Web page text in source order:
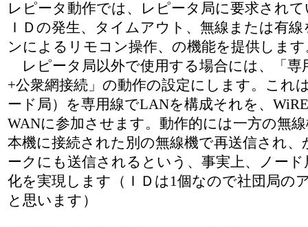
レピータ動作では、レピータ局に要求され
ＩＤの発生、タイムアウト、無線または有
ンによるリモコン操作、の機能を提供します
レピータ局以外で使用する場合には、「専
+公衆網接続」の動作の設定にします。これ
ード局）を専用線でLANを構成それを、
WANに参加させます。動作的には一方の無
本機に接続された別の無線機で再送信され、
ークにも送信されるという、事実上、ノー
化を実現します（ＩＤは1個なので社団局の
と思います）